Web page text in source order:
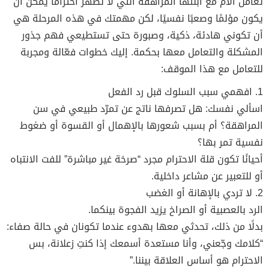
يكون مؤلمًا وصعبًا نفسيًا، لكن مهمتك في هذه المرحلة هي
أن تكوني هادئة، ذكية، وصبورة حتى تستطيعي فهم جذور
المشكلة والتعامل معها بحكمة. إليك خطوات فعّالة ومجربة
للتعامل مع هذا الموقف:
1. افهمي سبب السلوك قبل رد الفعل
اسألي نفسك: هل تصرفها ناتج عن تمرّد طبيعي في سن
المراهقة؟ أم بسبب شعورها بالإهمال أو القسوة أو ضغوط
نفسية تمر بها؟
أحيانًا تكون قلة الاحترام مجرد “صرخة غير مباشرة” للفت الانتباه
أو للتعبير عن مشاعر داخلية.
2. لا تردي بالإهانة أو الغضب
الرد بالعصبية أو الصراخ يزيد الفجوة بينكما.
بدلًا من ذلك، تحدثي معها بهدوء عندما تكونان في حالة صفاء:
“كلامك وجّعني، وأنا مستعدة أسمعك إذا كنتِ زعلانة، بس
الاحترام هو أساس العلاقة بيننا.”